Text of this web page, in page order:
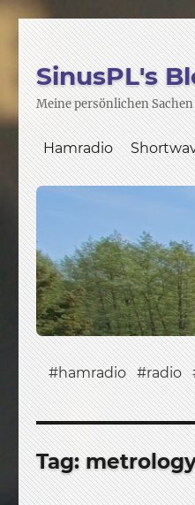
SinusPL's
Meine persönlichen
Hamradio
hamradio radio
Tag: